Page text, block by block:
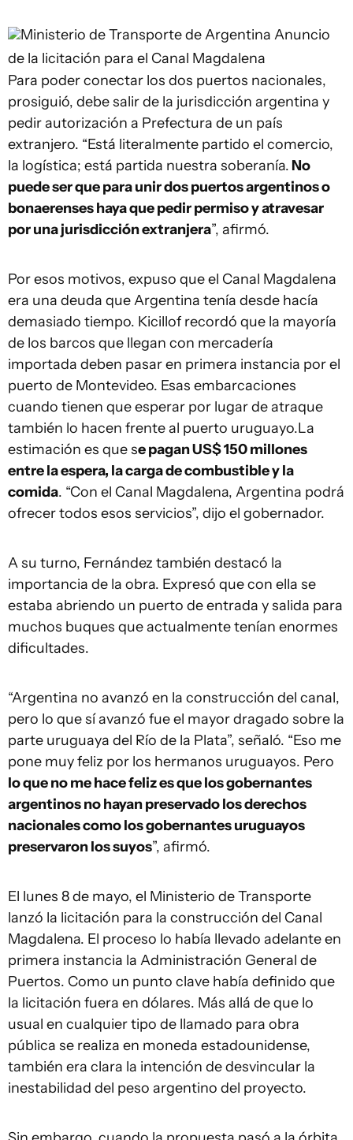
Ministerio de Transporte de Argentina Anuncio
de la licitación para el Canal Magdalena
Para poder conectar los dos puertos nacionales,
prosiguió, debe salir de la jurisdicción argentina y
pedir autorización a Prefectura de un país
extranjero. “Está literalmente partido el comercio,
la logística; está partida nuestra soberanía. No
puede ser que para unir dos puertos argentinos o
bonaerenses haya que pedir permiso y atravesar
por una jurisdicción extranjera”, afirmó.
Por esos motivos, expuso que el Canal Magdalena
era una deuda que Argentina tenía desde hacía
demasiado tiempo. Kicillof recordó que la mayoría
de los barcos que llegan con mercadería
importada deben pasar en primera instancia por el
puerto de Montevideo. Esas embarcaciones
cuando tienen que esperar por lugar de atraque
también lo hacen frente al puerto uruguayo.La
estimación es que se pagan US$ 150 millones
entre la espera, la carga de combustible y la
comida. “Con el Canal Magdalena, Argentina podrá
ofrecer todos esos servicios”, dijo el gobernador.
A su turno, Fernández también destacó la
importancia de la obra. Expresó que con ella se
estaba abriendo un puerto de entrada y salida para
muchos buques que actualmente tenían enormes
dificultades.
“Argentina no avanzó en la construcción del canal,
pero lo que sí avanzó fue el mayor dragado sobre la
parte uruguaya del Río de la Plata”, señaló. “Eso me
pone muy feliz por los hermanos uruguayos. Pero
lo que no me hace feliz es que los gobernantes
argentinos no hayan preservado los derechos
nacionales como los gobernantes uruguayos
preservaron los suyos”, afirmó.
El lunes 8 de mayo, el Ministerio de Transporte
lanzó la licitación para la construcción del Canal
Magdalena. El proceso lo había llevado adelante en
primera instancia la Administración General de
Puertos. Como un punto clave había definido que
la licitación fuera en dólares. Más allá de que lo
usual en cualquier tipo de llamado para obra
pública se realiza en moneda estadounidense,
también era clara la intención de desvincular la
inestabilidad del peso argentino del proyecto.